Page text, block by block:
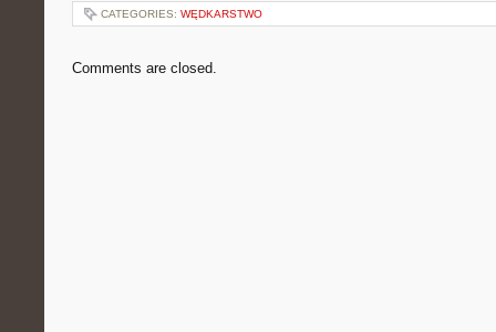
CATEGORIES: WĘDKARSTWO
Comments are closed.